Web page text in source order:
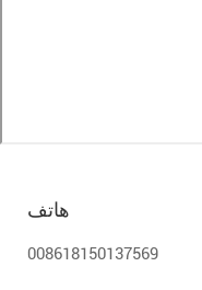
هاتف
008618150137569